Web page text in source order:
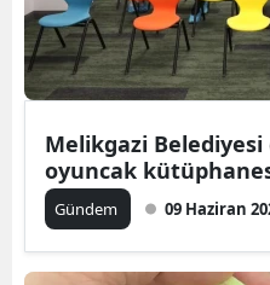
Melikgazi
oyuncak
Gündem 09 Haziran